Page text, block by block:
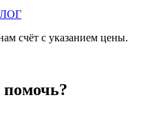
счёт с указанием цены.